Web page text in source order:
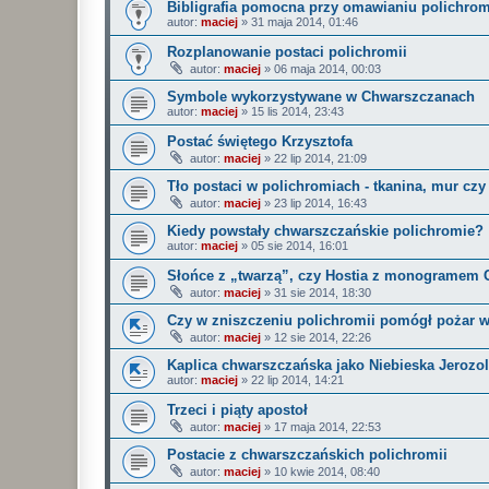
Bibligrafia pomocna przy omawianiu
autor: maciej » 31 maja 2014, 01:46
Rozplanowanie postaci polichromii
autor: maciej » 06 maja 2014, 00:03
Symbole wykorzystywane w Chwarszczanach
autor: maciej » 15 lis 2014, 23:43
Postać świętego Krzysztofa
autor: maciej » 22 lip 2014, 21:09
Tło postaci w polichromiach - tkanina, mur
autor: maciej » 23 lip 2014, 16:43
Kiedy powstały chwarszczańskie polichromie?
autor: maciej » 05 sie 2014, 16:01
Słońce z „twarzą”, czy Hostia z monogramem
autor: maciej » 31 sie 2014, 18:30
Czy w zniszczeniu polichromii pomógł pożar
autor: maciej » 12 sie 2014, 22:26
Kaplica chwarszczańska jako Niebieska
autor: maciej » 22 lip 2014, 14:21
Trzeci i piąty apostoł
autor: maciej » 17 maja 2014, 22:53
Postacie z chwarszczańskich polichromii
autor: maciej » 10 kwie 2014, 08:40